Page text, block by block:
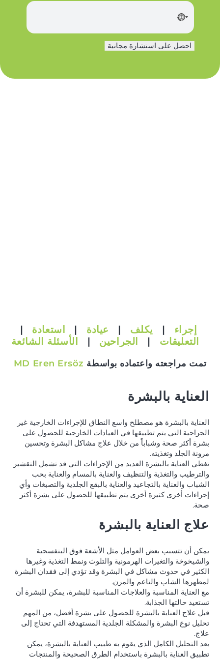
ه
ت
ف
احصل على استشارة مجانية
إجراء | يكلف | عيادة | استعادة
|
التعليقات
| الجراحين | الأسئلة الشائعة
تمت مراجعته واعتماده بواسطة MD Eren Ersöz
العناية بالبشرة
العناية بالبشرة هو مصطلح واسع النطاق للإجراءات الخارجية غير
الجراحية التي يتم تطبيقها في العيادات الخارجية للحصول على
بشرة أكثر صحة وشباباً من خلال علاج مشاكل البشرة وتحسين
مرونة الجلد وتغذيته.
تغطي العناية بالبشرة العديد من الإجراءات التي قد تشمل التقشير
والترطيب والتغذية والتنظيف والعناية بالمسام والعناية بحب
الشباب والعناية بالتجاعيد والعناية بالبقع الجلدية والتصبغات وأي
إجراءات أخرى كثيرة أخرى يتم تطبيقها للحصول على بشرة أكثر
صحة.
علاج العناية بالبشرة
يمكن أن تتسبب بعض العوامل مثل الأشعة فوق البنفسجية
والشيخوخة والتغيرات الهرمونية والتلوث ونمط التغذية وغيرها
الكثير في حدوث مشاكل في البشرة وقد تؤدي إلى فقدان البشرة
لمظهرها الشاب والناعم والمرن.
مع العناية المناسبة والعلاجات المناسبة للبشرة، يمكن للبشرة أن
تستعيد حالتها الجذابة.
قبل علاج العناية بالبشرة للحصول على بشرة أفضل، من المهم
تحليل نوع البشرة والمشكلة الجلدية المستهدفة التي تحتاج إلى
علاج.
بعد التحليل الكامل الذي يقوم به طبيب العناية بالبشرة، يمكن
تطبيق العناية بالبشرة باستخدام الطرق الصحيحة والمنتجات